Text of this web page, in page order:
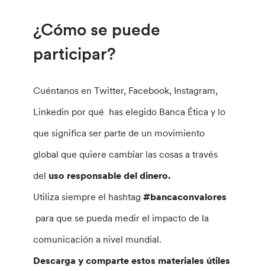
¿Cómo se puede
participar?
Cuéntanos en Twitter, Facebook, Instagram,
Linkedin por qué has elegido Banca Ética y lo
que significa ser parte de un movimiento
global que quiere cambiar las cosas a través
del uso responsable del dinero.
Utiliza siempre el ​​hashtag#bancaconvalores ​​
para que se pueda medir el impacto de la
comunicación a nivel mundial.
Descarga y comparte estos materiales útiles